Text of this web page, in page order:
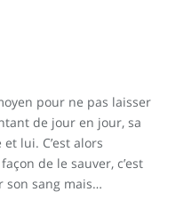
pour ne pas laisser
de jour en jour, sa
lui. C’est alors
de le sauver, c’est
son sang mais…